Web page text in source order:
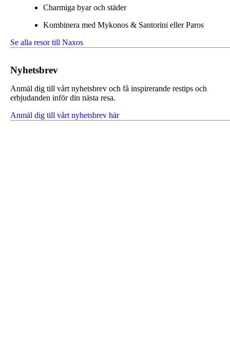
Charmiga byar och städer
Kombinera med Mykonos & Santorini eller Paros
Se alla resor till Naxos
Nyhetsbrev
Anmäl dig till vårt nyhetsbrev och få inspirerande restips och
erbjudanden inför din nästa resa.
Anmäl dig till vårt nyhetsbrev här